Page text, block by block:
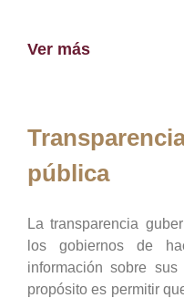
Ver más
pública
La transparencia
los gobiernos de
información sobre
propósito es permitir